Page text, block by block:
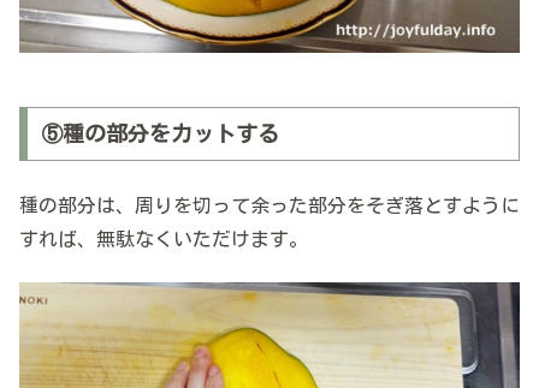
⑤種の部分をカットする
種の部分は、周りを切って余った部分をそぎ落とすように
すれば、無駄なくいただけます。